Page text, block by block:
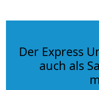
Der Express
auch als